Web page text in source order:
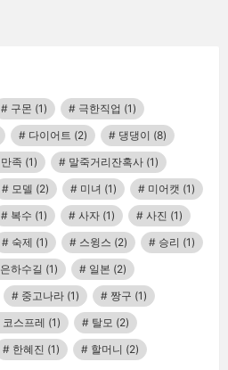
구몬 (1) 극한직업 (1)
다이어트 (2) 댕댕이 (8)
만족 (1) 말죽거리잔혹사 (1)
모델 (2) 미녀 (1) 미어캣 (1)
복수 (1) 사자 (1) 사진 (1)
숙제 (1) 스윙스 (2) 승리 (1)
은하수길 (1) 일본 (2)
중고나라 (1) 짱구 (1)
코스프레 (1) 탈모 (2)
한혜진 (1) 할머니 (2)